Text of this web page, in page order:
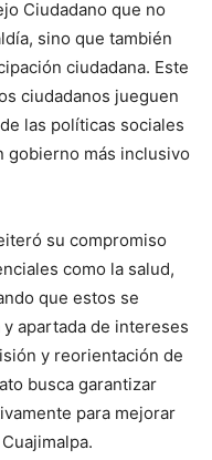
Ciudadano que no
sino que también
ciudadana. Este
ciudadanos jueguen
las políticas sociales
gobierno más inclusivo
su compromiso
como la salud,
que estos se
apartada de intereses
y reorientación de
busca garantizar
para mejorar